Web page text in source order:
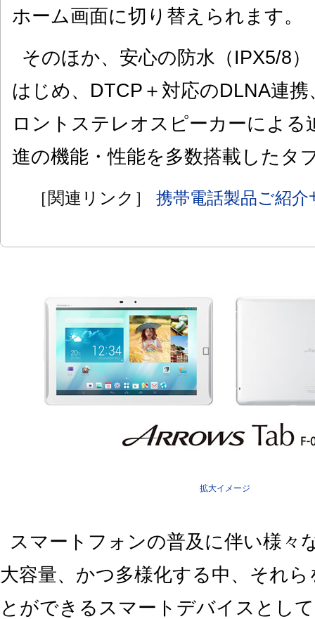
ホーム画面に切り替えられます。
そのほか、安心の防水（IPX5/8
はじめ、DTCP＋対応のDLNA連
ロントステレオスピーカーによ
進の機能・性能を多数搭載したタ
［関連リンク］ 携帯電話製品ご紹
拡大イメージ
スマートフォンの普及に伴い様々
大容量、かつ多様化する中、それ
とができるスマートデバイスとし